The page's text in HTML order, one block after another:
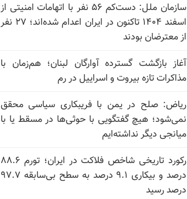
سازمان ملل: دست‌کم ۵۶ نفر با اتهامات امنیتی از
اسفند ۱۴۰۴ تاکنون در ایران اعدام شده‌اند؛ ۲۷ نفر
از معترضان بودند
آغاز بازگشت گسترده آوارگان لبنان؛ هم‌زمان با
مذاکرات تازه بیروت و اسراییل در رم
ریاض: صلح در یمن با فریبکاری سیاسی محقق
نمی‌شود؛ هیچ گفتگویی با حوثی‌ها در مسقط یا با
میانجی دیگر نداشته‌ایم
رکورد تاریخی شاخص فلاکت در ایران؛ تورم ۸۸.۶
درصد و بیکاری ۹.۱ درصد به سطح بی‌سابقه ۹۷.۷
درصد رسید